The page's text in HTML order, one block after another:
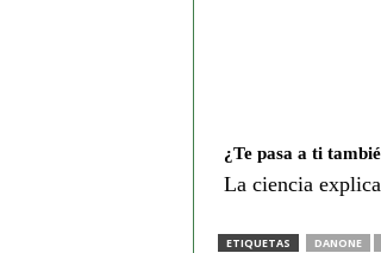
¿Te pasa a ti
La ciencia
ETIQUETAS DANONE